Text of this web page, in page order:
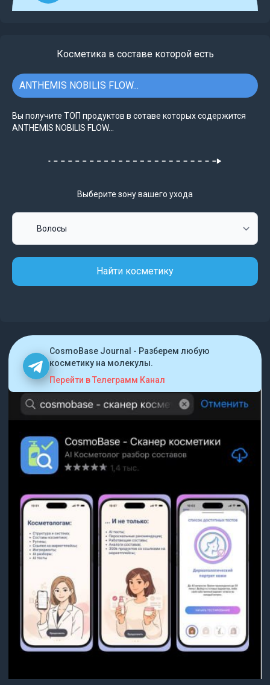
Косметика в составе которой есть
ANTHEMIS NOBILIS FLOW...
Вы получите ТОП продуктов в сотаве которых содержится
ANTHEMIS NOBILIS FLOW...
Выберите зону вашего ухода
Найти косметику
CosmoBase Journal - Разберем любую
косметику на молекулы.
Перейти в Телеграмм Канал